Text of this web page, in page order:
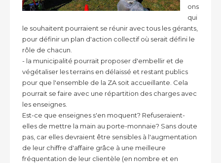
ons
qui
le souhaitent pourraient se réunir avec tous les gérants,
pour définir un plan d'action collectif où serait défini le
rôle de chacun.
- la municipalité pourrait proposer d'embellir et de
végétaliser les terrains en délaissé et restant publics
pour que l'ensemble de la ZA soit accueillante. Cela
pourrait se faire avec une répartition des charges avec
les enseignes.
Est-ce que enseignes s'en moquent? Refuseraient-
elles de mettre la main au porte-monnaie? Sans doute
pas, car elles devraient être sensibles à l'augmentation
de leur chiffre d'affaire grâce à une meilleure
fréquentation de leur clientèle (en nombre et en